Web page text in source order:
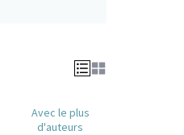
Avec le plus
d'auteurs